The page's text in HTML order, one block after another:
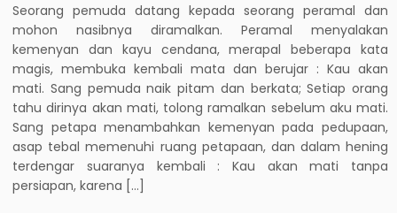
Seorang pemuda datang kepada seorang peramal dan
mohon nasibnya diramalkan. Peramal menyalakan
kemenyan dan kayu cendana, merapal beberapa kata
magis, membuka kembali mata dan berujar : Kau akan
mati. Sang pemuda naik pitam dan berkata; Setiap orang
tahu dirinya akan mati, tolong ramalkan sebelum aku mati.
Sang petapa menambahkan kemenyan pada pedupaan,
asap tebal memenuhi ruang petapaan, dan dalam hening
terdengar suaranya kembali : Kau akan mati tanpa
persiapan, karena […]